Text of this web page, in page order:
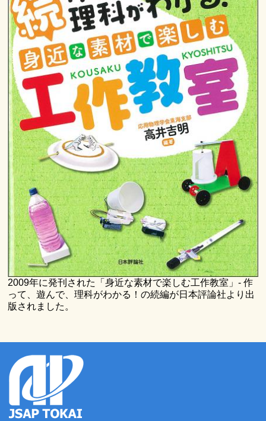
2009年に発刊された「身近な素材で楽しむ工作教室」- 作
って、遊んで、理科がわかる！の続編が日本評論社より出
版されました。